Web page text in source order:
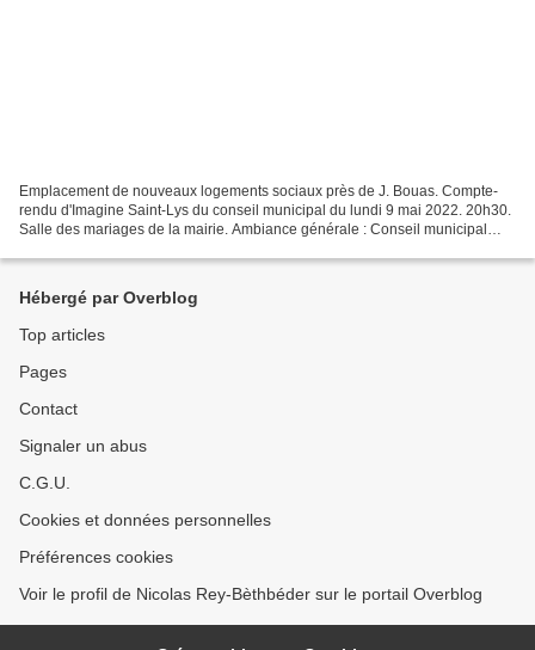
Emplacement de nouveaux logements sociaux près de J. Bouas. Compte-
rendu d'Imagine Saint-Lys du conseil municipal du lundi 9 mai 2022. 20h30.
Salle des mariages de la mairie. Ambiance générale : Conseil municipal
Hébergé par Overblog
Top articles
Pages
Contact
Signaler un abus
C.G.U.
Cookies et données personnelles
Préférences cookies
Voir le profil de Nicolas Rey-Bèthbéder sur le portail Overblog